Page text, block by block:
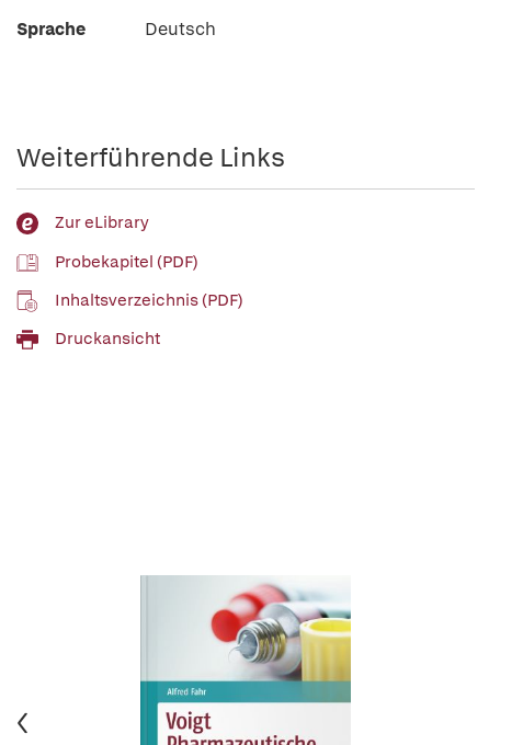
Sprache
Deutsch
Weiterführende Links
Zur eLibrary
Probekapitel (PDF)
Inhaltsverzeichnis (PDF)
Druckansicht